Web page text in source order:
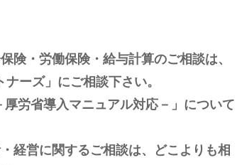
・労働保険・給与計算のご相談は、
ーズ」にご相談下さい。
省導入マニュアル対応－」について
経営に関するご相談は、どこよりも相